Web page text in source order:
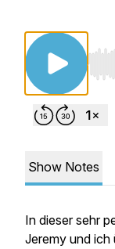
Show Notes
In dieser sehr
Jeremy und ich